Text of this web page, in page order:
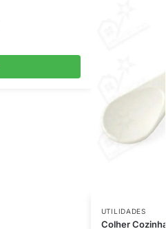
UTILIDADES
Colher